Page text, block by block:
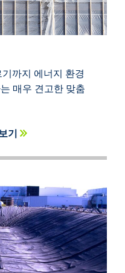
까지 에너지 환경
매우 견고한 맞춤
기